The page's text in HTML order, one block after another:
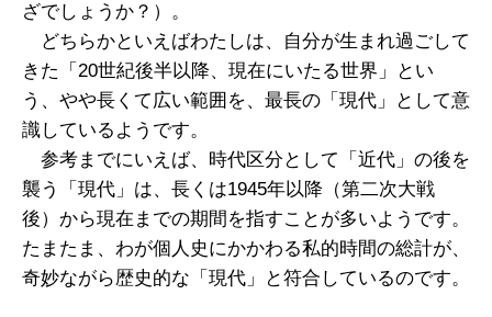
ざでしょうか？）。
どちらかといえばわたしは、自分が生まれ過ごして
きた「20世紀後半以降、現在にいたる世界」とい
う、やや長くて広い範囲を、最長の「現代」として意
識しているようです。
参考までにいえば、時代区分として「近代」の後を
襲う「現代」は、長くは1945年以降（第二次大戦
後）から現在までの期間を指すことが多いようです。
たまたま、わが個人史にかかわる私的時間の総計が、
奇妙ながら歴史的な「現代」と符合しているのです。